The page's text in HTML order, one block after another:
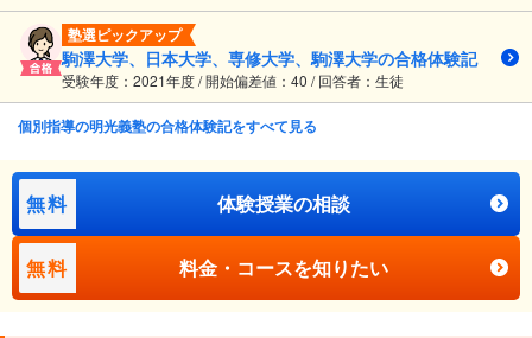
塾選ピックアップ
駒澤大学、日本大学、専修大学、駒澤大学の合格体験記
受験年度：2021年度 / 開始偏差値：40 / 回答者：生徒
個別指導の明光義塾の合格体験記をすべて見る
無料 体験授業の相談
無料 料金・コースを知りたい